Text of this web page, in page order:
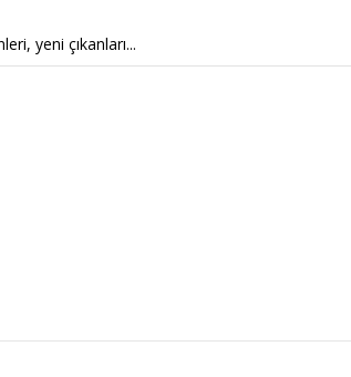
yeni çıkanları...